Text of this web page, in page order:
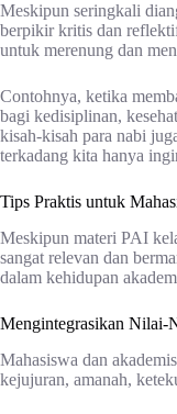
Meskipun seringkali
berpikir kritis dan
untuk merenung dan
Contohnya, ketika
bagi kedisiplinan,
kisah-kisah para nabi
terkadang kita hanya
Tips Praktis untuk
Meskipun materi PAI
sangat relevan dan
dalam kehidupan
Mengintegrasikan Nilai-
Mahasiswa dan
kejujuran, amanah,